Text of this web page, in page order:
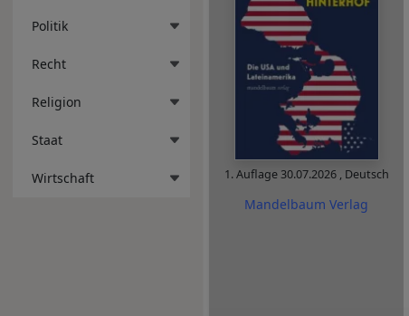
Politik
Recht
Religion
Staat
Wirtschaft 1. Auflage 30.07.2026 , Deutsch
Mandelbaum Verlag